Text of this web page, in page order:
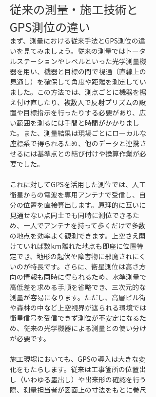
従来の測量・施工技術と
GPS測位の違い
まず、測量における従来手法とGPS測位の違
いを見てみましょう。従来の測量ではトータ
ルステーションやレベルといった光学測量機
器を用い、機器と目標の間で視通（直線上の
見通し）を確保して角度や距離を測定してい
ました。この方法では、測点ごとに機器を据
え付け直したり、複数人で反射プリズムの設
置や目標指示を行ったりする必要があり、広
い範囲を測るには手間と時間がかかりまし
た。また、測量結果は現場ごとにローカルな
座標系で得られるため、他のデータと連携さ
せるには基準点との結び付けや換算作業が必
要でした。
これに対してGPSを活用した測位では、人工
衛星からの電波を専用アンテナで受信し、自
分の位置を直接算出します。原理的に互いに
見通せない点同士でも同時に測位できるた
め、一人でアンテナを持って歩くだけで多数
の地点を効率よく観測できます。上空さえ開
けていれば数km離れた地点も即座に位置特
定でき、地形の起伏や障害物に邪魔されにく
いのが特長です。さらに、衛星測位は高さ方
向の情報も同時に得られるため、水準測量で
高低差を求める手順を省略でき、三次元的な
測量が容易になります。ただし、高層ビル街
や森林の中など上空視界が遮られる環境では
衛星信号を受信できず測位が不安定になるた
め、従来の光学機器による測量との使い分け
が必要です。
施工現場においても、GPSの導入は大きな変
化をもたらします。従来は工事箇所の位置出
し（いわゆる墨出し）や出来形の確認を行う
際、測量担当者が図面上の寸法をもとに巻尺